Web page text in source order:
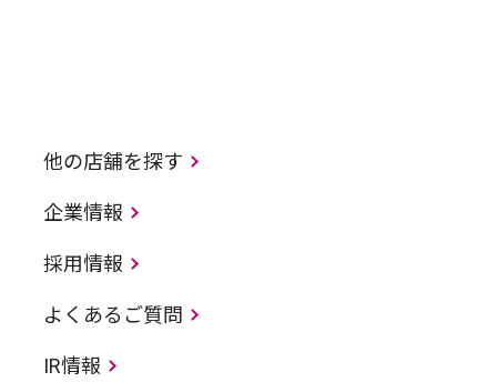
他の店舗を探す
企業情報
採用情報
よくあるご質問
IR情報